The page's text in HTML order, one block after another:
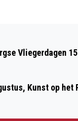
19
NAAR HUN
Vliegerdagen
Kunst op het